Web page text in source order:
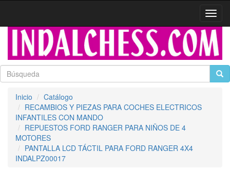
Inicio
Catálogo
RECAMBIOS Y PIEZAS PARA COCHES ELECTRICOS
INFANTILES CON MANDO
REPUESTOS FORD RANGER PARA NIÑOS DE 4
MOTORES
PANTALLA LCD TÁCTIL PARA FORD RANGER 4X4
INDALPZ00017